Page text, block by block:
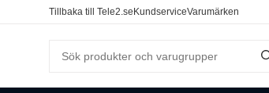
Tillbaka till Tele2.seKundserviceVarumärken